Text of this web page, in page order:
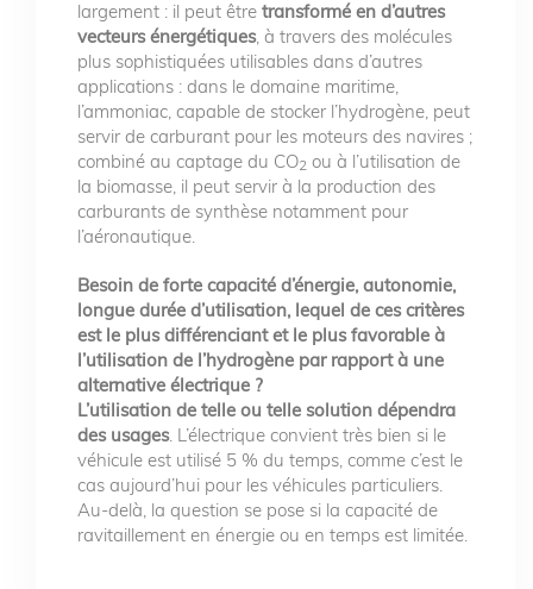
largement : il peut être transformé en d’autres
vecteurs énergétiques, à travers des molécules
plus sophistiquées utilisables dans d’autres
applications : dans le domaine maritime,
l’ammoniac, capable de stocker l’hydrogène, peut
servir de carburant pour les moteurs des navires ;
combiné au captage du CO2 ou à l’utilisation de
la biomasse, il peut servir à la production des
carburants de synthèse notamment pour
l’aéronautique.
Besoin de forte capacité d’énergie, autonomie,
longue durée d’utilisation, lequel de ces critères
est le plus différenciant et le plus favorable à
l’utilisation de l’hydrogène par rapport à une
alternative électrique ?
L’utilisation de telle ou telle solution dépendra
des usages. L’électrique convient très bien si le
véhicule est utilisé 5 % du temps, comme c’est le
cas aujourd’hui pour les véhicules particuliers.
Au-delà, la question se pose si la capacité de
ravitaillement en énergie ou en temps est limitée.